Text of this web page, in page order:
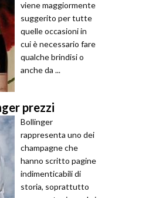
viene maggiormente
suggerito per tutte
quelle occasioni in
cui è necessario fare
qualche brindisi o
anche da ...
prezzi
Bollinger
rappresenta uno dei
champagne che
hanno scritto pagine
indimenticabili di
storia, soprattutto